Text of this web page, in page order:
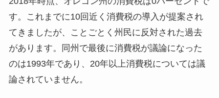
す。これまでに10回近く消費税の導入が提案され
てきましたが、ことごとく州民に反対された過去
があります。同州で最後に消費税が議論になった
のは1993年であり、20年以上消費税については議
論されていません。